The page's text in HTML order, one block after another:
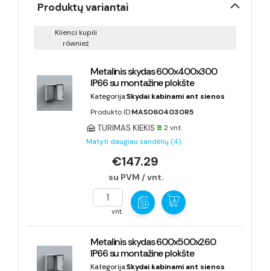
Produktų variantai
Klienci kupili
również
Metalinis skydas 600x400x300
IP66 su montažine plokšte
Kategorija:Skydai kabinami ant sienos
Produkto ID:MAS0604030R5
2 vnt.
TURIMAS KIEKIS
Matyti daugiau sandėlių (4)
€147.29
su PVM / vnt.
vnt.
Metalinis skydas 600x500x260
IP66 su montažine plokšte
Kategorija:Skydai kabinami ant sienos